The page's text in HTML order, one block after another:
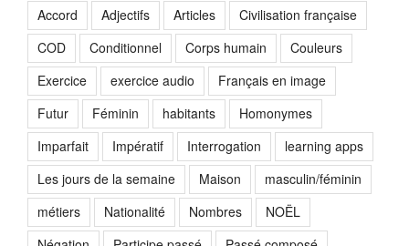
Accord Adjectifs Articles
Civilisation française
COD
Conditionnel Corps humain
Couleurs
Exercice
exercice audio
Français en image
Futur
Féminin habitants
Homonymes
Imparfait
Impératif Interrogation
learning apps
Les jours de la semaine
Maison
masculin/féminin
métiers
Nationalité Nombres
NOËL